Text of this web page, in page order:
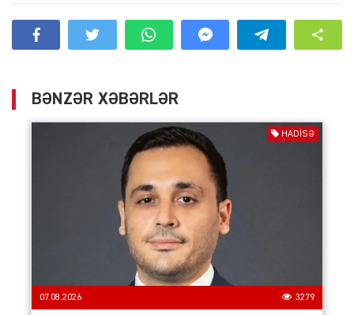
BƏNZƏR XƏBƏRLƏR
HADISƏ
07.08.2026 3279